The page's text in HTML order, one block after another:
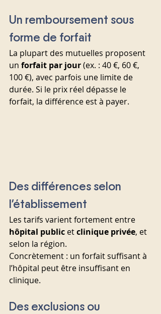
Un remboursement sous
forme de forfait
La plupart des mutuelles proposent
un forfait par jour (ex. : 40 €, 60 €,
100 €), avec parfois une limite de
durée. Si le prix réel dépasse le
forfait, la différence est à payer.
Des différences selon
l’établissement
Les tarifs varient fortement entre
hôpital public et clinique privée, et
selon la région.
Concrètement : un forfait suffisant à
l’hôpital peut être insuffisant en
clinique.
Des exclusions ou